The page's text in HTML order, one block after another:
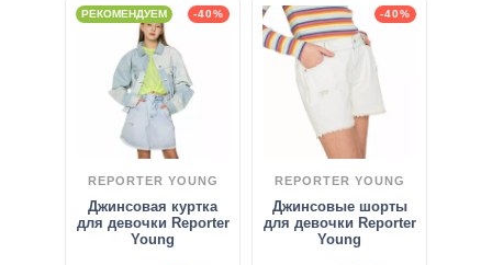
-40%
РЕКОМЕНДУЕМ
REPORTER YOUNG
Джинсовая куртка
для девочки Reporter
Young
-40%
REPORTER YOUNG
Джинсовые шорты
для девочки Reporter
Young